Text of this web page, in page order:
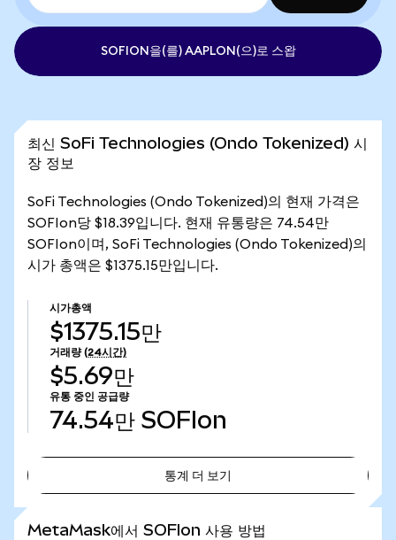
SOFION을(를) AAPLON(으)로 스왑
최신 SoFi Technologies (Ondo Tokenized) 시
장 정보
SoFi Technologies (Ondo Tokenized)의 현재 가격은
SOFIon당 $18.39입니다. 현재 유통량은 74.54만
SOFIon이며, SoFi Technologies (Ondo Tokenized)의
시가 총액은 $1375.15만입니다.
시가총액
$1375.15만
거래량 (24시간)
$5.69만
유통 중인 공급량
74.54만 SOFIon
통계 더 보기
MetaMask에서 SOFIon 사용 방법